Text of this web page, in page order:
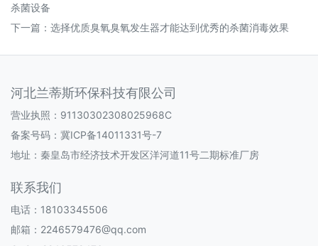
杀菌设备
下一篇： 选择优质臭氧臭氧发生器才能达到优秀的杀菌消毒效果
河北兰蒂斯环保科技有限公司
营业执照：91130302308025968C
备案号码： 冀ICP备14011331号-7
地址：秦皇岛市经济技术开发区洋河道11号二期标准厂房
联系我们
电话：18103345506
邮箱：2246579476@qq.com